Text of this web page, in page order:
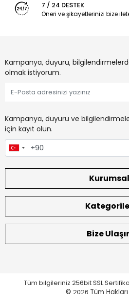
7 / 24 DESTEK
Öneri ve şikayetlerinizi bize
Kampanya, duyuru,
olmak istiyorum.
Kampanya, duyuru ve
için kayıt olun.
Kurumsal
Bize
Tüm bilgileriniz 256bit SSL
© 2026 Tüm Hakları